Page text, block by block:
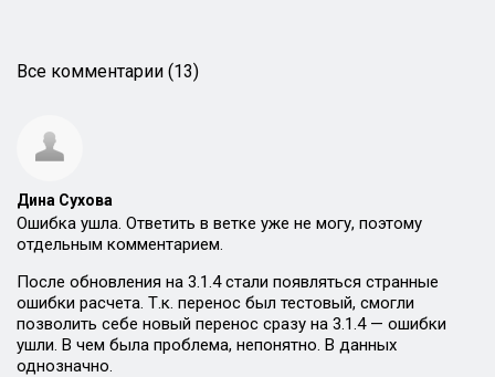
Все комментарии (13)
Дина Сухова
Ошибка ушла. Ответить в ветке уже не могу, поэтому
отдельным комментарием.
После обновления на 3.1.4 стали появляться странные
ошибки расчета. Т.к. перенос был тестовый, смогли
позволить себе новый перенос сразу на 3.1.4 — ошибки
ушли. В чем была проблема, непонятно. В данных
однозначно.